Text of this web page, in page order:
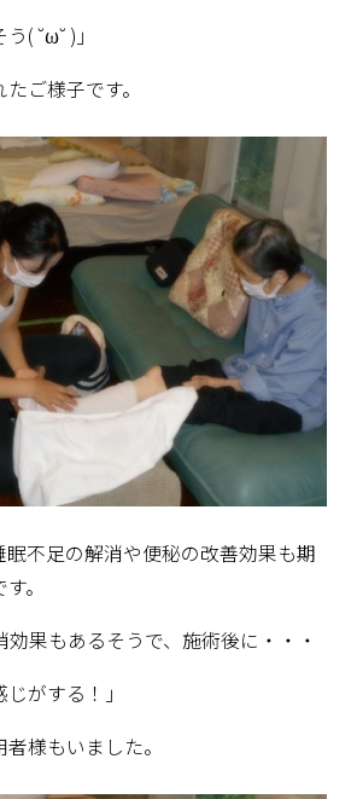
( ˘ω˘ )」
ご様子です。
不足の解消や便秘の改善効果も期
。
果もあるそうで、施術後に・・・
がする！」
様もいました。